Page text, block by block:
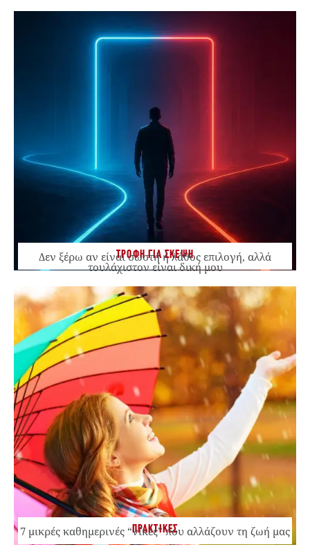
ΤΡΟΦΗ ΓΙΑ ΣΚΕΨΗ
Δεν ξέρω αν είναι σωστή ή λάθος επιλογή, αλλά
τουλάχιστον είναι δική μου
ΠΡΑΚΤΙΚΕΣ
7 μικρές καθημερινές “νίκες” που αλλάζουν τη ζωή μας